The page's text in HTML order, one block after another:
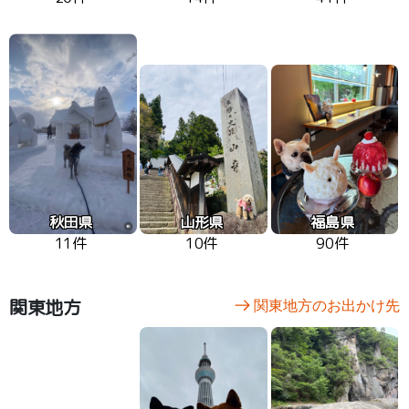
秋田県
11件
山形県
10件
福島県
90件
関東地方 関東地方のお出かけ先